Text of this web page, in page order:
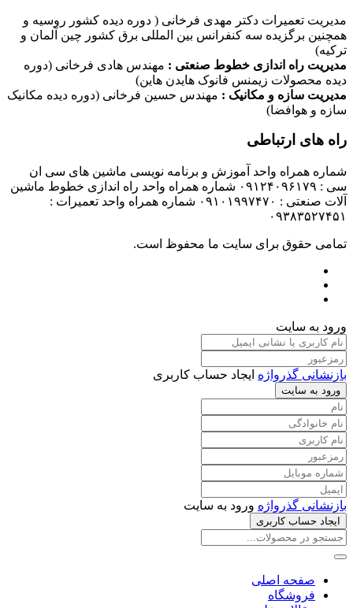
مدیریت تعمیرات دکتر مهدی فرخانی ( دوره دیده کشور روسیه و
همچنین برگزیده سه کنفرانس بین المللی برق کشور چین آلمان و
ترکیه)
مدیریت راه اندازی خطوط صنعتی : مهندس هادی فرخانی (دوره
دیده محصولات زیمنس فانوک هایدن هاین)
مدیریت سازه و مکانیک : مهندس حسین فرخانی (دوره دیده مکانیک
سازه و هوافضا)
راه های ارتباطی
شماره همراه واحد آموزش و برنامه نویسی ماشین های سی ان
سی : ۰۹۱۲۴۰۹۶۱۷۹ شماره همراه واحد راه اندازی خطوط ماشین
آلات صنعتی : ۰۹۱۰۱۹۹۷۴۷۰ شماره همراه واحد تعمیرات :
۰۹۳۸۳۵۲۷۴۵۱
تمامی حقوق برای سایت ما محفوظ است.
ورود به سایت
بازنشانی گذرواژه ایجاد حساب کاربری
ورود به سایت
بازنشانی گذرواژه ورود به سایت
ایجاد حساب کاربری
صفحه اصلی
فروشگاه